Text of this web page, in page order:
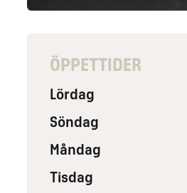
ÖPPETTIDER
Lördag
Söndag
Måndag
Tisdag